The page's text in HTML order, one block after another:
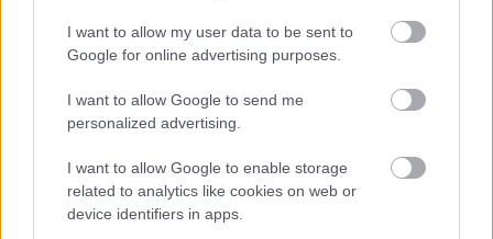
I want to allow my user data to be sent to
Google for online advertising purposes.
I want to allow Google to send me
personalized advertising.
I want to allow Google to enable storage
related to analytics like cookies on web or
device identifiers in apps.
Paks II.: Mit jelent az 5. blokk új
mérföldköve a felülvizsgálat
árnyékában?
közelében lévő logisztikai bázis út- és
közműhálózatának fejlesztése